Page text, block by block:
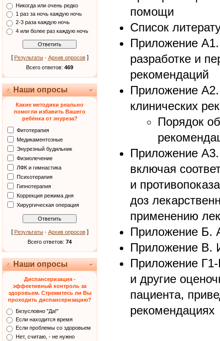
Никогда или очень редко
1 раз за ночь каждую ночь
2-3 раза каждую ночь
4 или более раз каждую ночь
[ Результаты· Архив опросов]
Всего ответов: 469
Наши опросы
Какие методики реально
помогли избавить Вашего
ребёнка от энуреза?
Фитотерапия
Медикаментозные
Энурезный будильник
Физиолечение
ЛФК и гимнастика
Психотерапия
Гипнотерапия
Коррекция режима дня
Хирургическая операция
[ Результаты· Архив опросов]
Всего ответов: 74
Наши опросы
Диспансеризация -
эффективный контроль за
здоровьем. Стремитесь ли Вы
проходить диспансеризацию?
Безусловно "Да!"
Если находится время
Если проблемы со здоровьем
Нет, считаю, - не нужно
помощи
Список
Приложение
разработке и
рекомендаций
Приложение А2.
клинических
Порядок
Приложение
включая
и
доз
применению
Приложение Б.
Приложение В.
Приложение
и другие
пациента,
рекомендациях